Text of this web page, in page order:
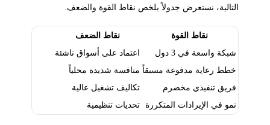
التالية، نستعرض جدولاً يلخص نقاط القوة والضعف.
نقاط القوة
نقاط الضعف
شبكة واسعة في 3 دول
اعتماد على أسواق ناشئة
خطط رعاية مدفوعة مسبقاً منافسة شديدة محلياً
فريق تنفيذي مخضرم
تكاليف تشغيل عالية
نمو في الإيرادات المتكررة
تحديات تنظيمية